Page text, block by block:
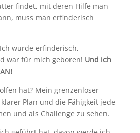
findet, mit deren Hilfe man
muss man erfinderisch
wurde erfinderisch,
war für mich geboren! Und ich
hat? Mein grenzenloser
Plan und die Fähigkeit jede
und als Challenge zu sehen.